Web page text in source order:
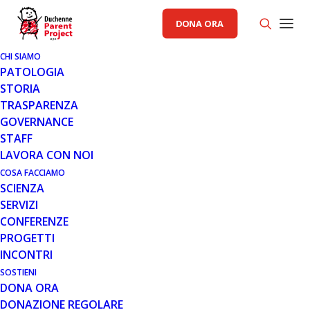
DONA ORA
CHI SIAMO
PATOLOGIA
STORIA
TRASPARENZA
GOVERNANCE
STAFF
LAVORA CON NOI
COSA FACCIAMO
SCIENZA
SERVIZI
CONFERENZE
PROGETTI
INCONTRI
SOSTIENI
DONA ORA
DONAZIONE REGOLARE
AREA CAD PP
28 MAR 2023
PROGETTO TELERIABILITAZIONE:
IL CALENDARIO DI APRILE